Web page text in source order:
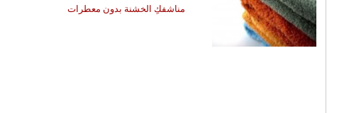
مناشفكِ الخشنة بدون معطرات